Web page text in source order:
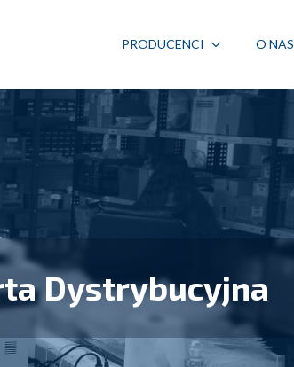
PRODUCENCI O NAS
Dystrybucyjna